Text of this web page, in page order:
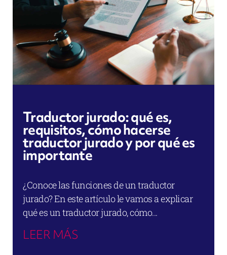
Traductor jurado: qué es,
requisitos, cómo hacerse
traductor jurado y por qué es
importante
¿Conoce las funciones de un traductor
jurado? En este artículo le vamos a explicar
qué es un traductor jurado, cómo...
LEER MÁS